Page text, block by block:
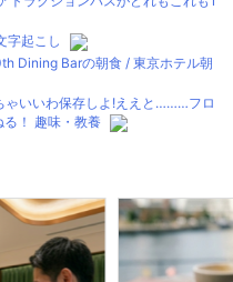
字起こし
Dining Barの朝食 / 東京ホテル朝
いいわ保存しよ!ええと………フロ
！ 趣味・教養